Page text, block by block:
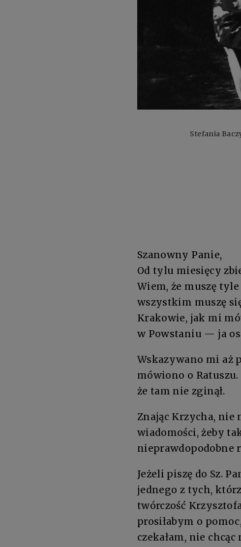
Stefania
Szanowny Panie,
Od tylu miesięcy
Wiem, że muszę
wszystkim muszę
Krakowie, jak mi
w Powstaniu — ja
Wskazywano mi aż
mówiono o
że tam nie zginął.
Znając Krzycha, nie
wiadomości, żeby
nieprawdopodobne
Jeżeli piszę do Sz.
jednego z tych,
twórczość
prosiłabym o
czekałam, nie